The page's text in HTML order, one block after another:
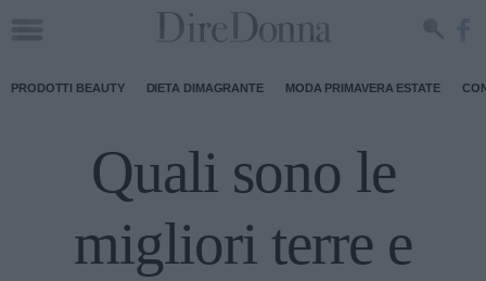
PRODOTTI BEAUTY DIETA DIMAGRANTE MODA PRIMAVERA ESTATE
Quali sono le
migliori terre e